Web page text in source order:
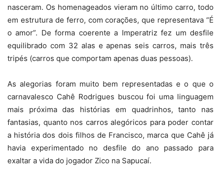
nasceram. Os homenageados vieram no último carro, todo
em estrutura de ferro, com corações, que representava “É
o amor”. De forma coerente a Imperatriz fez um desfile
equilibrado com 32 alas e apenas seis carros, mais três
tripés (carros que comportam apenas duas pessoas).
As alegorias foram muito bem representadas e o que o
carnavalesco Cahê Rodrigues buscou foi uma linguagem
mais próxima das histórias em quadrinhos, tanto nas
fantasias, quanto nos carros alegóricos para poder contar
a história dos dois filhos de Francisco, marca que Cahê já
havia experimentado no desfile do ano passado para
exaltar a vida do jogador Zico na Sapucaí.